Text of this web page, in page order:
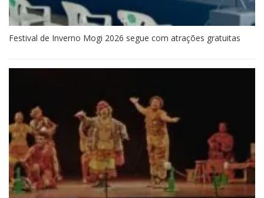
Festival de Inverno Mogi 2026 segue com atrações gratuitas